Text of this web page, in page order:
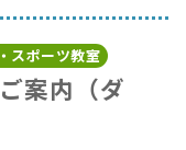
案内（ダ
スポーツ教室